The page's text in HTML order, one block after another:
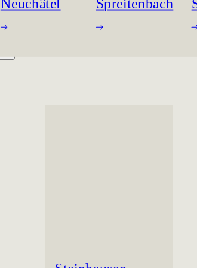
Neuchâtel Spreitenbach